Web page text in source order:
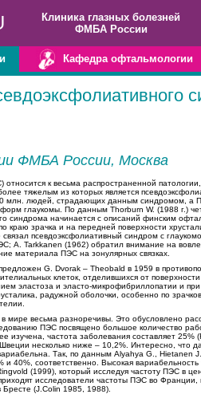
Клиника глазных болезней
ФМБА России
Кафедра офтальмологии
ФМБА России, Москва
к весьма распространенной
тяжелым из которых является
млн. людей, страдающих данным синдромом, а
глаукомы. По данным Thorburn W. (1988 г.)
синдрома начинается с описаний финским
краю зрачка и на передней поверхности
псевдоэксфолиативный синдром с
А. Tarkkanen (1962) обратил внимание на
материала ПЭС на зонулярных связках.
G. Dvorak – Theobald в 1959 в
клеток, отделившихся от
эластоза и эласто-микрофибриллопатии и
радужной оболочки, особенно по
мире весьма разноречивы. Это обусловлено
ПЭС посвящено большое количество
изучена, частота заболевания составляет 25%
несколько ниже – 10,2%. Интересно, что
Так, по данным Alyahya G., Hietanen
40%, соответственно. Высокая
(1999), который исследуя частоту ПЭС в
исследователи частоты ПЭС во
(J.Colin 1985, 1988).